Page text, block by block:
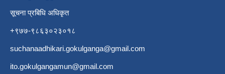
सूचना प्रबिधि अधिकृत
+९७७-९८६३०२३०१८
suchanaadhikari.gokulganga@gmail.com
ito.gokulgangamun@gmail.com